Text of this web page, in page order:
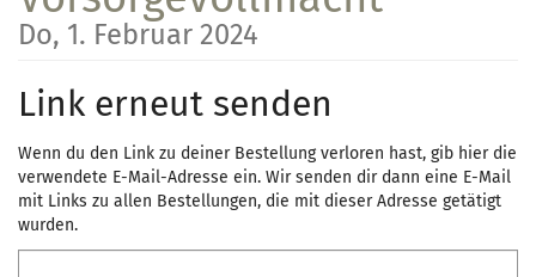
Do, 1. Februar 2024
Link erneut senden
Wenn du den Link zu deiner Bestellung verloren hast, gib hier die
verwendete E-Mail-Adresse ein. Wir senden dir dann eine E-Mail
mit Links zu allen Bestellungen, die mit dieser Adresse getätigt
wurden.